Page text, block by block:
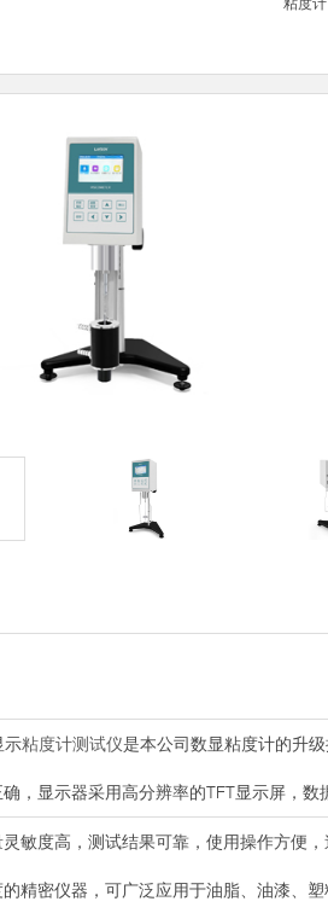
示粘度计测试仪是本公司数显粘度计的升
，显示器采用高分辨率的TFT显示屏，
敏度高，测试结果可靠，使用操作方便
精密仪器，可广泛应用于油脂、油漆、